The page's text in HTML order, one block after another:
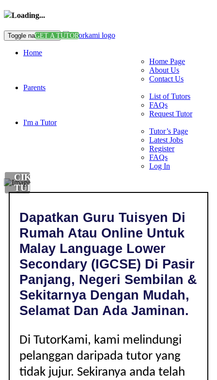
Loading...
Toggle navigationGET A TUTOR
Home
Home Page
About Us
Contact Us
Parents
List of Tutors
FAQs
Request Tutor
I'm a Tutor
Tutor’s Page
Latest Jobs
Register
FAQs
Log In
CIKGU
TUISYEN
DI
PASIR
PANJANG,
NEGERI
SEMBILAN
LOWER
SECONDARY
(IGCSE)
Dapatkan Guru Tuisyen Di
Rumah Atau Online Untuk
Malay Language Lower
Secondary (IGCSE) Di Pasir
Panjang, Negeri Sembilan &
Sekitarnya Dengan Mudah,
Selamat Dan Ada Jaminan.
Di TutorKami, kami melindungi
pelanggan daripada tutor yang
tidak jujur. Sekiranya anda telah